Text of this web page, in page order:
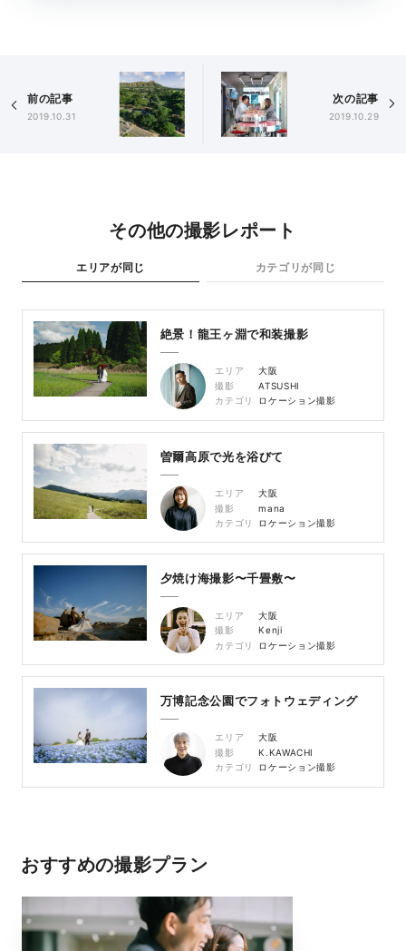
前の記事
2019.10.31
次の記事
2019.10.29
その他の撮影レポート
エリアが同じ カテゴリが同じ
絶景！龍王ヶ淵で和装撮影
エリア
大阪
撮影
ATSUSHI
カテゴリ
ロケーション撮影
曽爾高原で光を浴びて
エリア
大阪
撮影
mana
カテゴリ
ロケーション撮影
夕焼け海撮影〜千畳敷〜
エリア
大阪
撮影
Kenji
カテゴリ
ロケーション撮影
万博記念公園でフォトウェディング
エリア
大阪
撮影
K.KAWACHI
カテゴリ
ロケーション撮影
おすすめの撮影プラン